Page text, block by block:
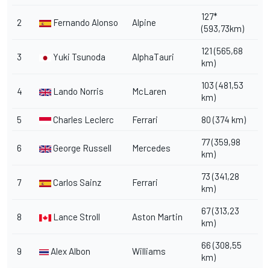
2 Fernando Alonso Alpine
127*
(593,73km)
3 Yuki Tsunoda AlphaTauri
121 (565,68
km)
4 Lando Norris McLaren
103 (481,53
km)
5 Charles Leclerc Ferrari 80 (374 km)
6 George Russell Mercedes
77 (359,98
km)
7 Carlos Sainz Ferrari
73 (341,28
km)
8 Lance Stroll Aston Martin
67 (313,23
km)
9 Alex Albon Williams
66 (308,55
km)